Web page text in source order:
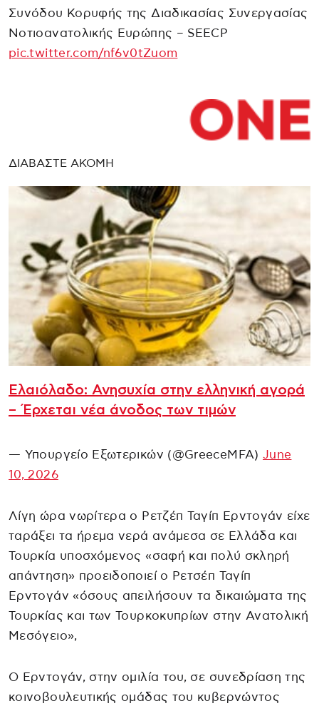
Συνόδου Κορυφής της Διαδικασίας Συνεργασίας
Νοτιοανατολικής Ευρώπης – SEECP
pic.twitter.com/nf6v0tZuom
ΔΙΑΒΑΣΤΕ ΑΚΟΜΗ
Ελαιόλαδο: Ανησυχία στην ελληνική αγορά
– Έρχεται νέα άνοδος των τιμών
— Υπουργείο Εξωτερικών (@GreeceMFA) June
10, 2026
Λίγη ώρα νωρίτερα ο Ρετζέπ Ταγίπ Ερντογάν είχε
ταράξει τα ήρεμα νερά ανάμεσα σε Ελλάδα και
Τουρκία υποσχόμενος «σαφή και πολύ σκληρή
απάντηση» προειδοποιεί ο Ρετσέπ Ταγίπ
Ερντογάν «όσους απειλήσουν τα δικαιώματα της
Τουρκίας και των Τουρκοκυπρίων στην Ανατολική
Μεσόγειο»,
Ο Ερντογάν, στην ομιλία του, σε συνεδρίαση της
κοινοβουλευτικής ομάδας του κυβερνώντος